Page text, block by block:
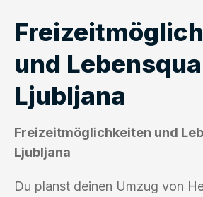
und
Ljubljana
Freizeitmöglichkeiten und
Ljubljana
Du planst deinen Umzug von